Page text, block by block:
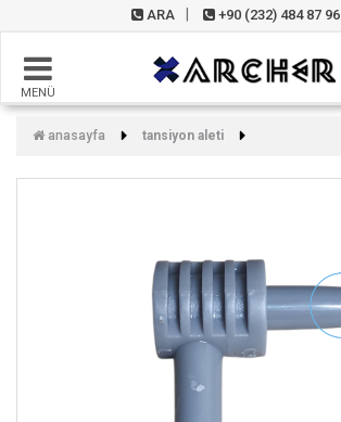
ARA +90 (232) 484 87 96
MENÜ
anasayfa tansiyon aleti